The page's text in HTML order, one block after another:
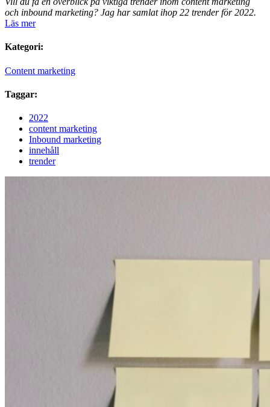
och inbound marketing? Jag har samlat ihop 22 trender för 2022.
Läs mer
Kategori:
Content marketing
Taggar:
2022
content marketing
Inbound marketing
innehåll
trender